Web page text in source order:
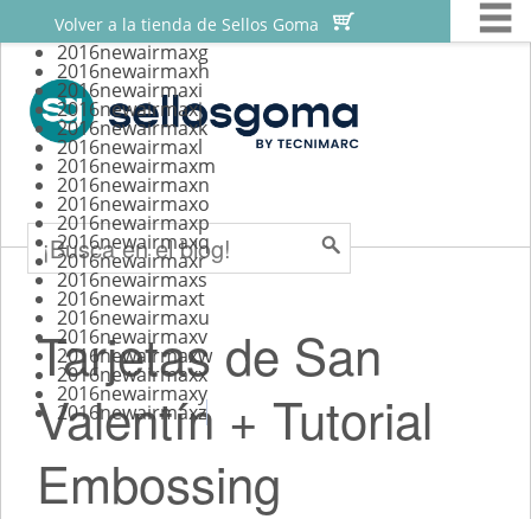
 
Volver a la tienda de Sellos Goma
2016newairmaxg
2016newairmaxh
2016newairmaxi
2016newairmaxj
2016newairmaxk
2016newairmaxl
2016newairmaxm
2016newairmaxn
2016newairmaxo
2016newairmaxp
2016newairmaxq
2016newairmaxr
2016newairmaxs
2016newairmaxt
2016newairmaxu
2016newairmaxv
2016newairmaxw
2016newairmaxx
2016newairmaxy
2016newairmaxz
Search
to
content
Sellos personalizados
Sellos para scrapbooking
Sellos para bodas
Sellos automaticos
Tutoriales
Tarjetas de San
Valentín + Tutorial
Embossing